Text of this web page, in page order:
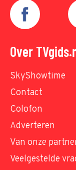
Over
SkyShowtime
Contact
Colofon
Adverteren
Van onze
Veelgestelde